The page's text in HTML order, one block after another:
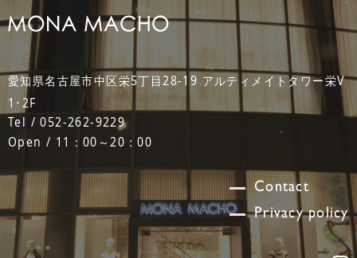
愛知県名古屋市中区栄5丁目28-19 アルティメイトタワー栄V
1･2F
Tel / 052-262-9229
Open / 11：00～20：00
Contact
Privacy policy